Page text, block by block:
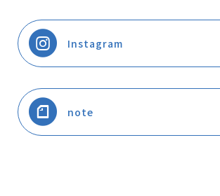
Instagram
note